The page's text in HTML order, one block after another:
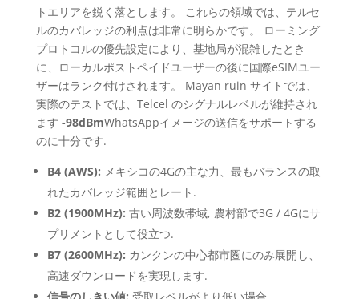
トエリアを鋭く落とします。 これらの領域では、テルセ
ルのカバレッジの利点は非常に明らかです。 ローミング
プロトコルの優先設定により、基地局が混雑したとき
に、ローカルポストペイドユーザーの後に国際eSIMユー
ザーはランク付けされます。 Mayan ruin サイトでは、
実際のテストでは、Telcel のシグナルレベルが維持され
ます -98dBmWhatsAppイメージの送信をサポートする
のに十分です.
B4 (AWS): メキシコの4Gの主な力、最もバランスの取
れたカバレッジ範囲とレート.
B2 (1900MHz): 古い周波数帯域, 農村部で3G / 4Gにサ
プリメントとして役立つ.
B7 (2600MHz): カンクンの中心都市圏にのみ展開し、
高速ダウンロードを実現します.